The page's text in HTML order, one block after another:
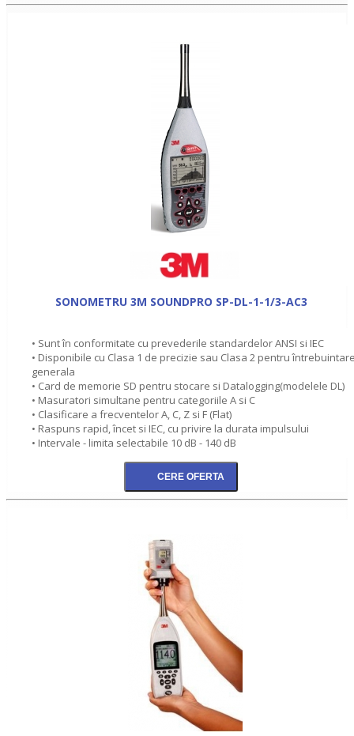
SONOMETRU 3M SOUNDPRO SP-DL-1-1/3-AC3
• Sunt în conformitate cu prevederile standardelor ANSI si IEC
• Disponibile cu Clasa 1 de precizie sau Clasa 2 pentru
generala
• Card de memorie SD pentru stocare si Datalogging(modelele DL)
• Masuratori simultane pentru categoriile A si C
• Clasificare a frecventelor A, C, Z si F (Flat)
• Raspuns rapid, încet si IEC, cu privire la durata impulsului
• Intervale - limita selectabile 10 dB - 140 dB